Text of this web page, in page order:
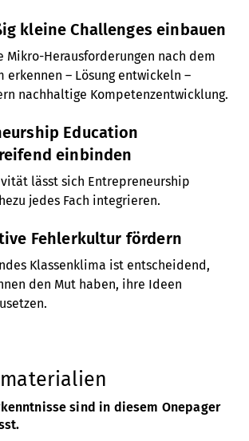
kleine Challenges einbauen
Mikro-Herausforderungen nach dem
erkennen – Lösung entwickeln –
nachhaltige Kompetenzentwicklung.
Education
einbinden
lässt sich Entrepreneurship
jedes Fach integrieren.
Fehlerkultur fördern
Klassenklima ist entscheidend,
den Mut haben, ihre Ideen
sind in diesem Onepager